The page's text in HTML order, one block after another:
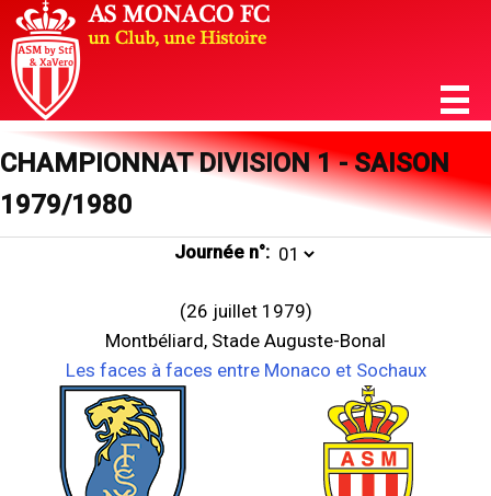
CHAMPIONNAT DIVISION 1 - SAISON
1979/1980
Journée n°:
(26 juillet 1979)
Montbéliard, Stade Auguste-Bonal
Les faces à faces entre Monaco et Sochaux